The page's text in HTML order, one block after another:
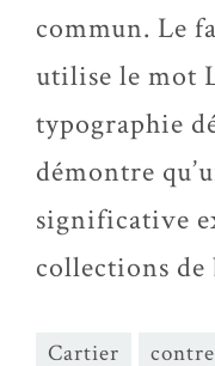
commun. Le
utilise le mot
typographie
démontre
significative
collections
Cartier